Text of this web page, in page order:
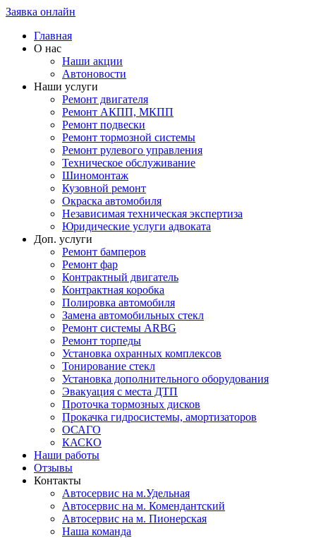
Заявка онлайн
Главная
О нас
Наши акции
Автоновости
Наши услуги
Ремонт двигателя
Ремонт АКПП, МКПП
Ремонт подвески
Ремонт тормозной системы
Ремонт рулевого управления
Техническое обслуживание
Шиномонтаж
Кузовной ремонт
Окраска автомобиля
Независимая техническая экспертиза
Юридические услуги адвоката
Доп. услуги
Ремонт бамперов
Ремонт фар
Контрактный двигатель
Контрактная коробка
Полировка автомобиля
Замена автомобильных стекл
Ремонт системы ARBG
Ремонт торпеды
Установка охранных комплексов
Тонирование стекл
Установка дополнительного оборудования
Эвакуация с места ДТП
Проточка тормозных дисков
Прокачка гидросистемы, амортизаторов
ОСАГО
КАСКО
Наши работы
Отзывы
Контакты
Автосервис на м.Удельная
Автосервис на м. Комендантский
Автосервис на м. Пионерская
Наша команда